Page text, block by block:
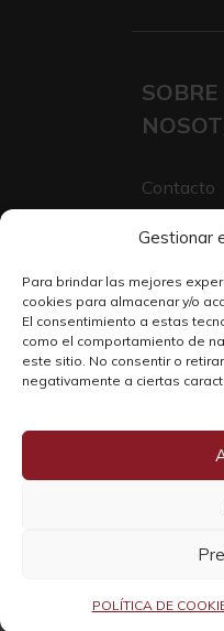
Gestionar
Para brindar las mejores
cookies para almacenar y/o
El consentimiento a estas
como el comportamiento de
este sitio. No consentir o
negativamente a ciertas
POLÍTICA DE
Copyright ©
SOBRE
Contacto